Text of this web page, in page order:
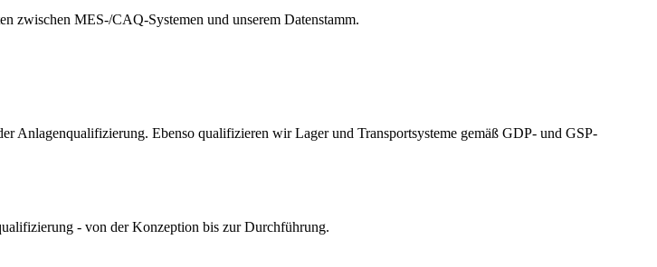
zwischen MES-/CAQ-Systemen und unserem Datenstamm.
Anlagenqualifizierung. Ebenso qualifizieren wir Lager und Transportsysteme gemäß GDP- und GSP-
- von der Konzeption bis zur Durchführung.